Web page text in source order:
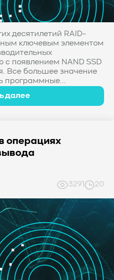
##checkpoint
Magnetic Recording
#RAID Offload
десятилетий RAID-
ключевым элементом
с появлением NAND SSD
Все большее значение
программные...
далее
операциях
3291 20